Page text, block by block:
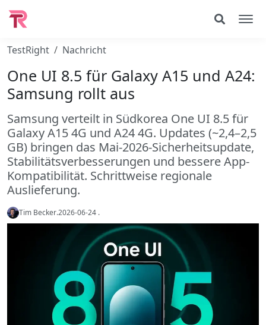
TestRight Nachricht
One UI 8.5 für Galaxy A15 und A24:
Samsung rollt aus
Samsung verteilt in Südkorea One UI 8.5 für
Galaxy A15 4G und A24 4G. Updates (~2,4–2,5
GB) bringen das Mai-2026-Sicherheitsupdate,
Stabilitätsverbesserungen und bessere App-
Kompatibilität. Schrittweise regionale
Auslieferung.
Tim Becker.2026-06-24 .